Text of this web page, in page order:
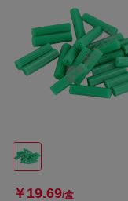
￥19.69/盒